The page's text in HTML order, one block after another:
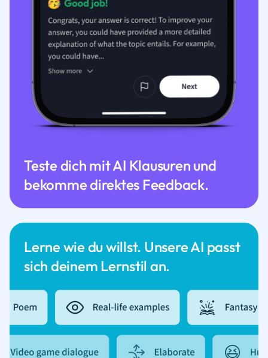
Lerne wie du willst. Unsere AI passt
sich deinem Lernstil an.
Teste dich mit AI Klausuren und
bekomme direktes Feedback.